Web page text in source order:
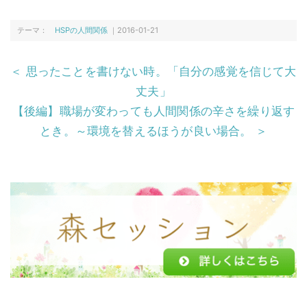
e
o
o
k
er
テーマ： HSPの人間関係 ｜2016-01-21
＜ 思ったことを書けない時。「自分の感覚を信じて大
丈夫」
【後編】職場が変わっても人間関係の辛さを繰り返す
とき。～環境を替えるほうが良い場合。 ＞